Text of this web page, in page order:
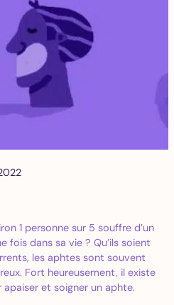
1 personne sur 5 souffre d’un
fois dans sa vie ? Qu’ils soient
les aphtes sont souvent
Fort heureusement, il existe
et soigner un aphte.